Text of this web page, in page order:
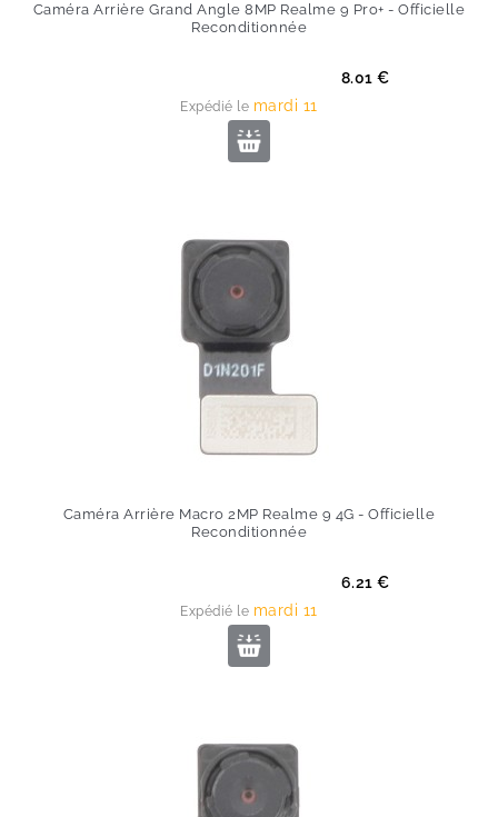
Caméra Arrière Grand Angle 8MP Realme 9 Pro+ - Officielle
Reconditionnée
8.01 €
Expédié le mardi 11
Caméra Arrière Macro 2MP Realme 9 4G - Officielle
Reconditionnée
6.21 €
Expédié le mardi 11